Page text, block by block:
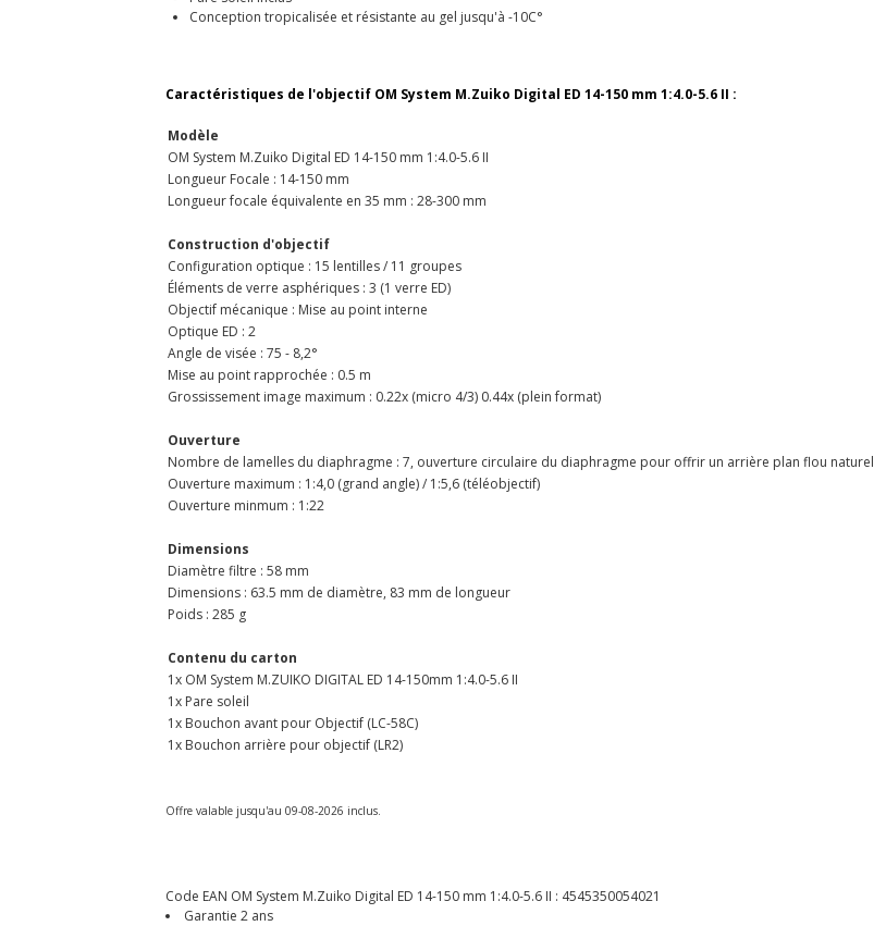
Conception tropicalisée et résistante au gel jusqu'à -10C°
Caractéristiques de l'objectif OM System M.Zuiko Digital ED 14-150 mm 1:4.0-5.6 II :
Modèle
OM System M.Zuiko Digital ED 14-150 mm 1:4.0-5.6 II
Longueur Focale : 14-150 mm
Longueur focale équivalente en 35 mm : 28-300 mm
Construction d'objectif
Configuration optique : 15 lentilles / 11 groupes
Éléments de verre asphériques : 3 (1 verre ED)
Objectif mécanique : Mise au point interne
Optique ED : 2
Angle de visée : 75 - 8,2°
Mise au point rapprochée : 0.5 m
Grossissement image maximum : 0.22x (micro 4/3) 0.44x (plein format)
Ouverture
Nombre de lamelles du diaphragme : 7, ouverture circulaire du diaphragme pour offrir un arrière plan flou naturel
Ouverture maximum : 1:4,0 (grand angle) / 1:5,6 (téléobjectif)
Ouverture minmum : 1:22
Dimensions
Diamètre filtre : 58 mm
Dimensions : 63.5 mm de diamètre, 83 mm de longueur
Poids : 285 g
Contenu du carton
1x OM System M.ZUIKO DIGITAL ED 14-150mm 1:4.0-5.6 II
1x Pare soleil
1x Bouchon avant pour Objectif (LC-58C)
1x Bouchon arrière pour objectif (LR2)
Offre valable jusqu'au 09-08-2026 inclus.
Code EAN OM System M.Zuiko Digital ED 14-150 mm 1:4.0-5.6 II : 4545350054021
Garantie 2 ans